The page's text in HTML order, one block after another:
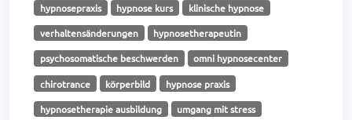
hypnosepraxis hypnose kurs klinische hypnose
verhaltensänderungen hypnosetherapeutin
psychosomatische beschwerden omni hypnosecenter
chirotrance körperbild hypnose praxis
hypnosetherapie ausbildung umgang mit stress